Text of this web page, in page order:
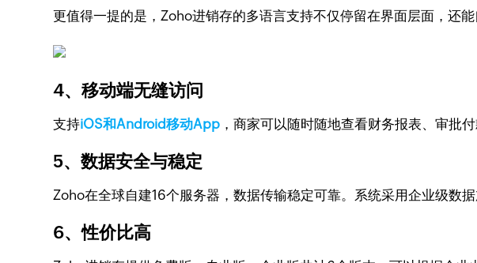
更值得一提的是，Zoho进销存的多语言支持不仅停留在界面层面，还能
4、移动端无缝访问
支持iOS和Android移动App ，商家可以随时随地查看财务报表、审批付
5、数据安全与稳定
Zoho在全球自建16个服务器，数据传输稳定可靠。系统采用企业级数
6、性价比高